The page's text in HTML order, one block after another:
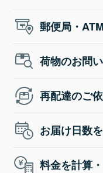
郵便局・
荷物のお問
再配達のご
お届け日数
料金を計算